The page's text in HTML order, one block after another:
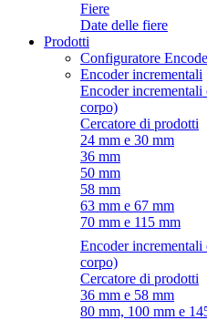
Fiere
Date delle fiere
Prodotti
Configuratore
Encoder incrementali
Encoder
corpo)
Cercatore di prodotti
24 mm e 30 mm
36 mm
50 mm
58 mm
63 mm e 67 mm
70 mm e 115 mm
Encoder
corpo)
Cercatore di prodotti
36 mm e 58 mm
80 mm, 100 mm e